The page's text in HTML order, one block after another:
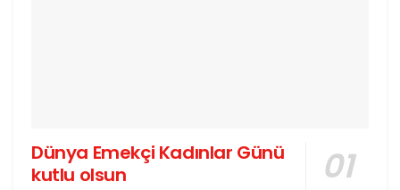
Dünya Emekçi Kadınlar Günü
kutlu olsun